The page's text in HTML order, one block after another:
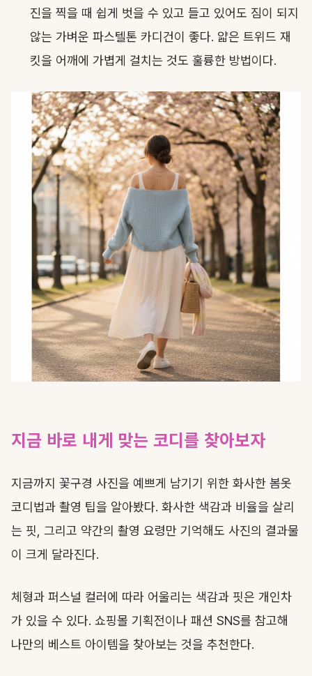
진을 찍을 때 쉽게 벗을 수 있고 들고 있어도 짐이 되지
않는 가벼운 파스텔톤 카디건이 좋다. 얇은 트위드 재
킷을 어깨에 가볍게 걸치는 것도 훌륭한 방법이다.
지금 바로 내게 맞는 코디를 찾아보자
지금까지 꽃구경 사진을 예쁘게 남기기 위한 화사한 봄옷
코디법과 촬영 팁을 알아봤다. 화사한 색감과 비율을 살리
는 핏, 그리고 약간의 촬영 요령만 기억해도 사진의 결과물
이 크게 달라진다.
체형과 퍼스널 컬러에 따라 어울리는 색감과 핏은 개인차
가 있을 수 있다. 쇼핑몰 기획전이나 패션 SNS를 참고해
나만의 베스트 아이템을 찾아보는 것을 추천한다.